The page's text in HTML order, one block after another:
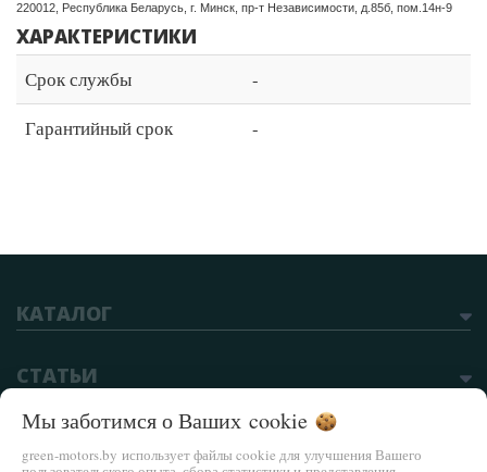
220012, Республика Беларусь, г. Минск, пр-т Независимости, д.85б, пом.14н-9
ХАРАКТЕРИСТИКИ
Срок службы
-
Гарантийный срок
-
КАТАЛОГ
СТАТЬИ
Мы заботимся о Ваших cookie
green-motors.by использует файлы cookie для улучшения Вашего